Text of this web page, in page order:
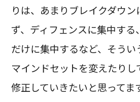
りは、あまりブレイクダウ
ず、ディフェンスに集中する
だけに集中するなど、そうい
マインドセットを変えたり
修正していきたいと思ってま